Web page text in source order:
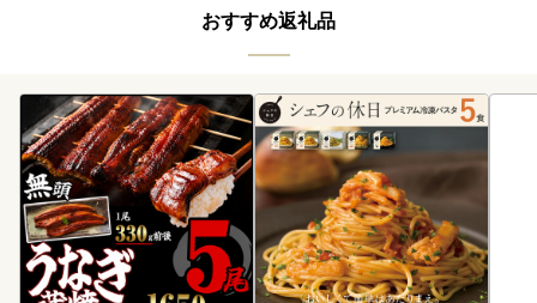
おすすめ返礼品